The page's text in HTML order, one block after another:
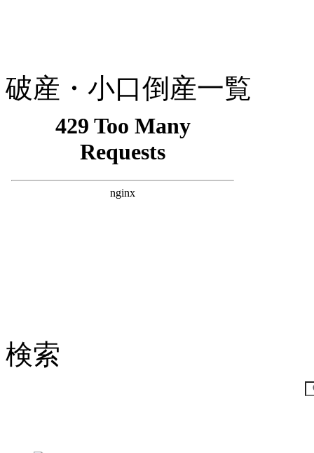
破産・小口倒産一覧
検索